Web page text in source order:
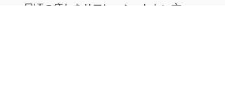
・日頃の疲れをリフレッシュしたい方